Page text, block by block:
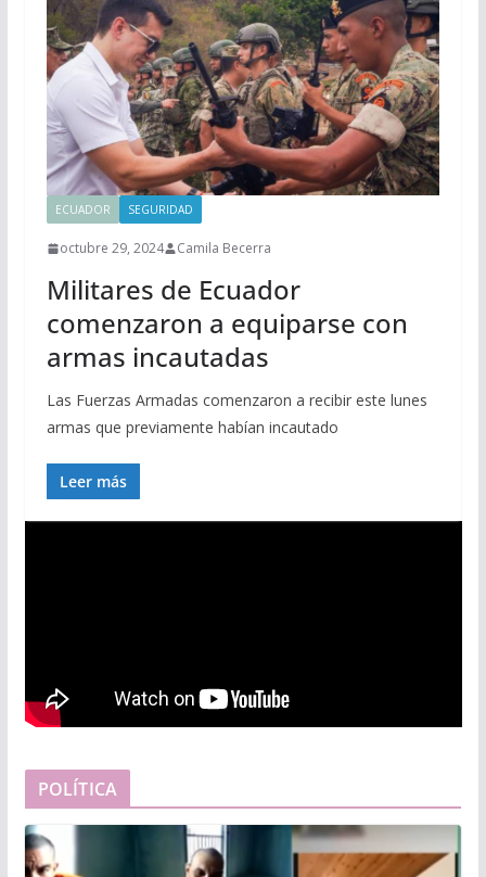
ECUADOR SEGURIDAD
octubre 29, 2024 Camila Becerra
Militares de Ecuador
comenzaron a equiparse con
armas incautadas
Las Fuerzas Armadas comenzaron a recibir este lunes
armas que previamente habían incautado
Leer más
POLÍTICA